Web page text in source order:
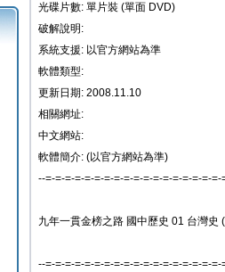
光碟片數: 單片裝 (單面 DVD)
破解說明:
系統支援: 以官方網站為準
軟體類型:
更新日期: 2008.11.10
相關網址:
中文網站:
軟體簡介: (以官方網站為準)
--=-=-=-=-=-=-=-=-=-=-=-=-=-=-=-=-=-
九年一貫金榜之路 國中歷史 01 台灣史
--=-=-=-=-=-=-=-=-=-=-=-=-=-=-=-=-=-